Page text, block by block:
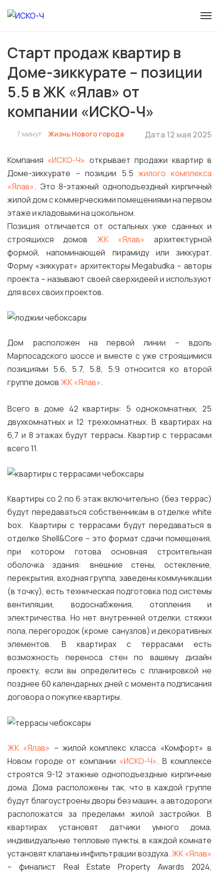
Старт продаж квартир в
Доме-зиккурате – позиции
5.5 в ЖК «Ялав» от
компании «ИСКО-Ч»
7 минут Жизнь Нового города Дата 12 мая 2025
Компания «ИСКО-Ч» открывает продажи квартир в
Доме-зиккурате – позиции 5.5жилого комплекса
«Ялав». Это 8-этажный одноподъездный кирпичный
жилой дом с коммерческими помещениями на первом
этаже и кладовыми на цокольном.
Позиция отличается от остальных уже сданных и
строящихся домов ЖК «Ялав» архитектурной
формой, напоминающей пирамиду или зиккурат.
Форму «зиккурат» архитекторы Megabudka – авторы
проекта – называют своей сверхидеей и используют
для всех своих проектов.
Дом расположен на первой линии – вдоль
Марпосадского шоссе и вместе с уже строящимися
позициями 5.6, 5.7, 5.8, 5.9 относится ко второй
группе домовЖК «Ялав».
Всего в доме 42 квартиры: 5 однокомнатных, 25
двухкомнатных и 12 трехкомнатных. В квартирах на
6,7 и 8 этажах будут террасы. Квартир с террасами
всего 11.
Квартиры со 2 по 6 этаж включительно (без террас)
будут передаваться собственникам в отделке white
box. Квартиры с террасами будут передаваться в
отделке Shell&Core – это формат сдачи помещения,
при котором готова основная строительная
оболочка здания: внешние стены, остекление,
перекрытия, входная группа, заведены коммуникации
(в точку), есть техническая подготовка под системы
вентиляции, водоснабжения, отопления и
электричества. Но нет внутренней отделки, стяжки
пола, перегородок (кроме санузлов) и декоративных
элементов. В квартирах с террасами есть
возможность переноса стен по вашему дизайн
проекту, если вы определитесь с планировкой не
позднее 60 календарных дней с момента подписания
договора о покупке квартиры.
ЖК «Ялав» – жилой комплекс класса «Комфорт» в
Новом городе от компании «ИСКО-Ч». В комплексе
строятся 9-12 этажные одноподъездные кирпичные
дома. Дома расположены так, что в каждой группе
будут благоустроены дворы без машин, а автодороги
расположатся за пределами жилой застройки. В
квартирах установят датчики умного дома,
индивидуальные тепловые пункты, в каждой комнате
установят клапаны инфильтрации воздуха.ЖК «Ялав»
– финалист Real Estate Property Awards 2024,